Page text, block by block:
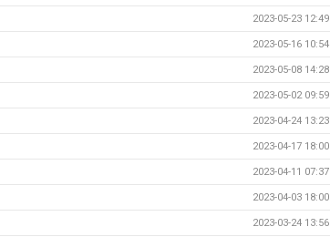
2023-05-23 12:49
2023-05-16 10:54
2023-05-08 14:28
2023-05-02 09:59
2023-04-24 13:23
2023-04-17 18:00
2023-04-11 07:37
2023-04-03 18:00
2023-03-24 13:56